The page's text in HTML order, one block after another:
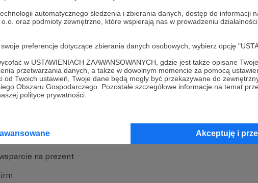
automatycznego śledzenia i zbierania danych, dostęp do informacji
oraz podmioty zewnętrzne, które wspierają nas w prowadzeniu
preferencje dotyczące zbierania danych osobowych, wybierz opcję
w USTAWIENIACH ZAAWANSOWANYCH, gdzie jest także opisane
przetwarzania danych, a także w dowolnym momencie za pomocą
od Twoich ustawień, Twoje dane będą mogły być przekazywane do
Obszaru Gospodarczego. Pozostałe szczegółowe informacje na temat
polityce prywatności.
Akceptuję i
działa
Patronite
Patronite?
Twórców
na prezent
MCN Patronite
Suppi.pl